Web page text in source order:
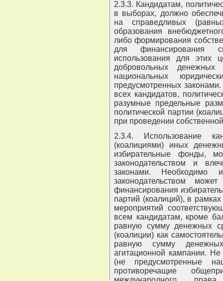
2.3.3. Кандидатам,
в выборах, должно
на справедливых
образования
либо формирования
для финансирования
использования для этих
добровольных
национальных
предусмотренных
всех кандидатов,
разумные предельные
политической партии
при проведении
2.3.4. Использование
(коалициями) иных
избирательные фонды,
законодательством и
законами. Необходимо
законодательством
финансирования
партий (коалиций), в
мероприятий
всем кандидатам, кроме
равную сумму денежных
(коалиции) как
равную сумму
агитационной кампании.
(не предусмотренные
противоречащие